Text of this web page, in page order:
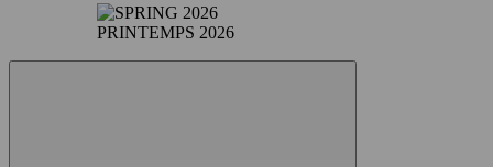
PRINTEMPS 2026